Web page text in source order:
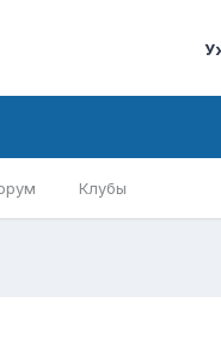
Клубы